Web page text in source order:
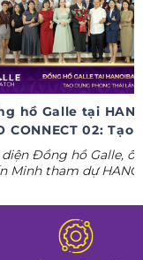
hồ Galle tại
CONNECT 02: Tạo
thái lãnh đạo kỷ
AI
Đồng hồ Galle,
Minh tham dự
trưng bày đồng hồ
hình phong thái lãnh